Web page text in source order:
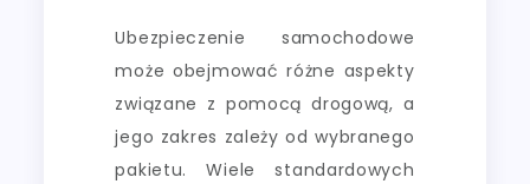
Ubezpieczenie samochodowe
może obejmować różne aspekty
związane z pomocą drogową, a
jego zakres zależy od wybranego
pakietu. Wiele standardowych